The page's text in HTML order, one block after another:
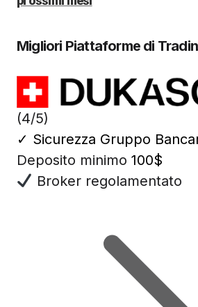
Migliori Piattaforme di
(4/5)
✓ Sicurezza Gruppo
Deposito minimo 100$
Broker regolamentato